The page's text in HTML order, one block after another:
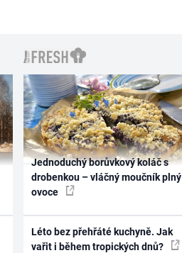
Jednoduchý borůvkový koláč s
drobenkou – vláčný moučník plný
ovoce
Léto bez přehřáté kuchyně. Jak
vařit i během tropických dnů?